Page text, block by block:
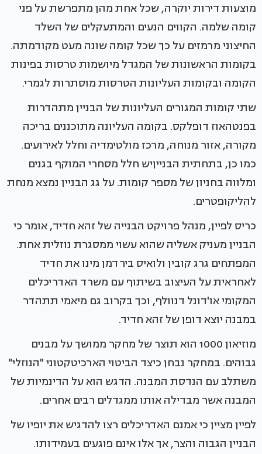
מוצעות דירות יוקרה, שכל אחת מהן מתפרשת על פני
קומה שלמה. הקווים הנעים והמתעקלים של השלד
החיצוני מרמזים על כך שכל קומה שונה מעט מקודמתה.
בקומות הראשונות של המגדל מיושמות טרסות בפינות
הקומה ובקומות העליונות הטרסות מוסתרות לגמרי.
שתי קומות המגורים העליונות של הבניין מתהדרות
בפנטהאוז דופלקס. בקומה העליונה מתוכננים בריכה
מקורה, אזור מנוחה, מרכז מולטימדיה וחלל לאירועים.
כמו כן, בתחתית הבנייןיש חלל מסחרי המוקף בגנים
ומלווה בחניון של מספר קומות. על גג הבניין נמצא מנחת
להליקופטרים.
כריס לפיין, מנהל פרויקט הבנייה של זהא חדיד, אומר כי
הבניין מעניק אשליה שהוא עשוי ממסגרת נוזלית אחת.
המפתחים גרג קובין ולואיס בירדמן מינו את חדיד
לאחראית על העיצוב בשיתוף עם משרד האדריכלים
המקומי או'דונל דנוולף, וכך בקרוב גם מיאמי תתהדר
במבנה יוצא דופן של זהא חדיד.
מוזיאון 1000 הוא תוצר של מחקר ממושך על מבנים
גבוהים. במחקר נבחן כיצד הביטוי הארכיטקטוני "הנוזלי"
משתלב עם הנדסת המבנה. הדגש הוא על הדינמיות של
המבנה אשר מבדילה אותו ממגדלים רבים אחרים.
לפיין מציין כי אמנם האדריכלים רצו להדגיש את יופיו של
הבניין הגבוה והצר, אך אלו אינם פוגעים בעמידותו.